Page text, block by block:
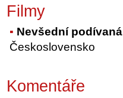
Filmy
Nevšední podívaná
Československo
Komentáře